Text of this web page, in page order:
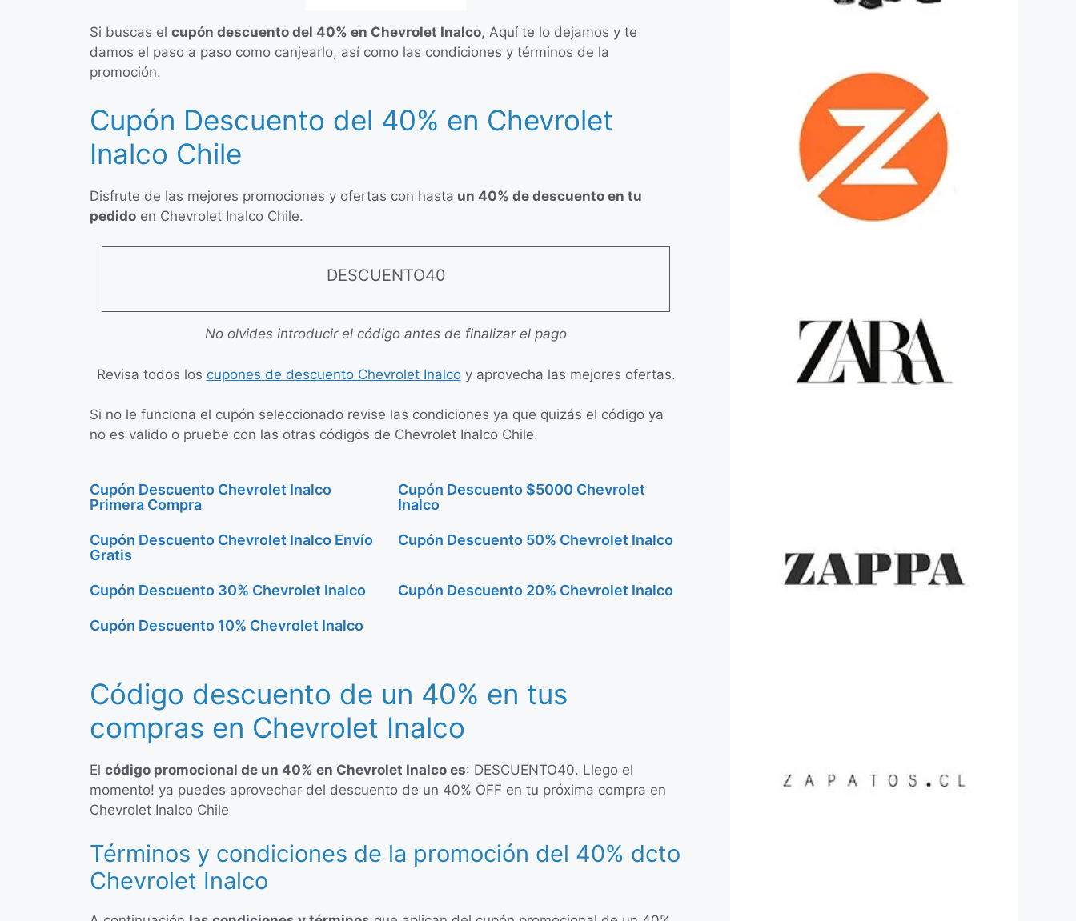
Si buscas el cupón descuento del 40% en Chevrolet Inalco, Aquí te lo dejamos y te
damos el paso a paso como canjearlo, así como las condiciones y términos de la
promoción.
Cupón Descuento del 40% en Chevrolet
Inalco Chile
Disfrute de las mejores promociones y ofertas con hasta un 40% de descuento en tu
pedido en Chevrolet Inalco Chile.
DESCUENTO40
No olvides introducir el código antes de finalizar el pago
Revisa todos los cupones de descuento Chevrolet Inalcoy aprovecha las mejores ofertas.
Si no le funciona el cupón seleccionado revise las condiciones ya que quizás el código ya
no es valido o pruebe con las otras códigos de Chevrolet Inalco Chile.
Cupón Descuento Chevrolet Inalco
Primera Compra
Cupón Descuento $5000 Chevrolet
Inalco
Cupón Descuento Chevrolet Inalco Envío
Gratis
Cupón Descuento 50% Chevrolet Inalco
Cupón Descuento 30% Chevrolet Inalco Cupón Descuento 20% Chevrolet Inalco
Cupón Descuento 10% Chevrolet Inalco
Código descuento de un 40% en tus
compras en Chevrolet Inalco
El código promocional de un 40% en Chevrolet Inalco es: DESCUENTO40. Llego el
momento! ya puedes aprovechar del descuento de un 40% OFF en tu próxima compra en
Chevrolet Inalco Chile
Términos y condiciones de la promoción del 40% dcto
Chevrolet Inalco